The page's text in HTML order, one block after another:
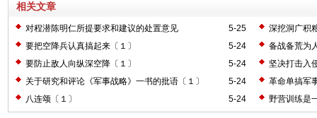
相关文章
5-25
对程潜陈明仁所提要求和建议的处置意见
深挖洞广积
5-24
要把空降兵认真搞起来〔１〕
备战备荒为
5-24
要防止敌人向纵深空降〔１〕
坚决打击入
5-24
关于研究和评论《军事战略》一书的批语〔１〕
革命单搞军
5-24
八连颂〔１〕 野营训练是